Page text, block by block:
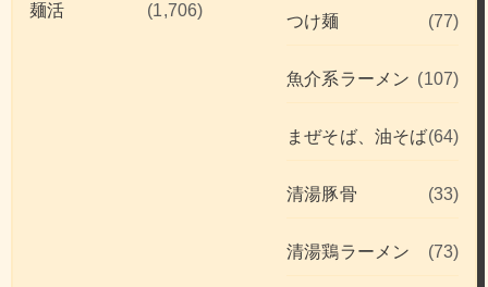
麺活 (1,706)
つけ麺 (77)
魚介系ラーメン (107)
まぜそば、油そば(64)
清湯豚骨 (33)
清湯鶏ラーメン (73)